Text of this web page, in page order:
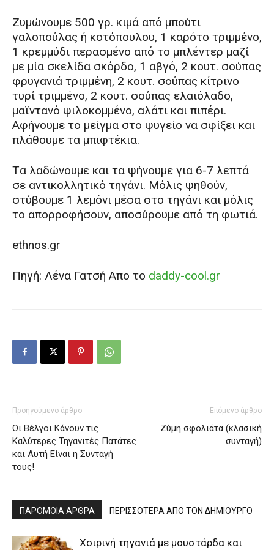
Zυμώνουμε 500 γρ. κιμά από μπούτι
γαλοπούλας ή κοτόπουλου, 1 καρότο τριμμένο,
1 κρεμμύδι περασμένο από το μπλέντερ μαζί
με μία σκελίδα σκόρδο, 1 αβγό, 2 κουτ. σούπας
φρυγανιά τριμμένη, 2 κουτ. σούπας κίτρινο
τυρί τριμμένο, 2 κουτ. σούπας ελαιόλαδο,
μαϊντανό ψιλοκομμένο, αλάτι και πιπέρι.
Aφήνουμε το μείγμα στο ψυγείο να σφίξει και
πλάθουμε τα μπιφτέκια.
Tα λαδώνουμε και τα ψήνουμε για 6-7 λεπτά
σε αντικολλητικό τηγάνι. Mόλις ψηθούν,
στύβουμε 1 λεμόνι μέσα στο τηγάνι και μόλις
το απορροφήσουν, αποσύρουμε από τη φωτιά.
ethnos.gr
Πηγή: Λένα Γατσή Απο το daddy-cool.gr
Προηγούμενο άρθρο
Οι Βέλγοι Κάνουν τις
Καλύτερες Τηγανιτές Πατάτες
και Αυτή Είναι η Συνταγή
τους!
Επόμενο άρθρο
Ζύμη σφολιάτα (κλασική
συνταγή)
ΠΑΡΟΜΟΙΑ ΑΡΘΡΑ ΠΕΡΙΣΣΟΤΕΡΑ ΑΠΟ ΤΟΝ ΔΗΜΙΟΥΡΓΟ
Χοιρινή τηγανιά με μουστάρδα και